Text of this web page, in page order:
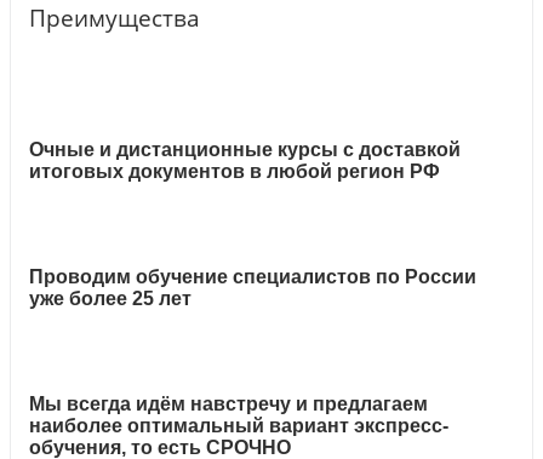
Преимущества
Очные и дистанционные курсы с доставкой
итоговых документов в любой регион РФ
Проводим обучение специалистов по России
уже более 25 лет
Мы всегда идём навстречу и предлагаем
наиболее оптимальный вариант экспресс-
обучения, то есть СРОЧНО